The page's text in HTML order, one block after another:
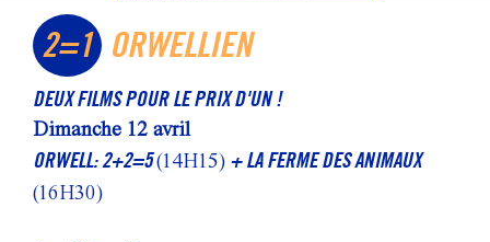
2=1 ORWELLIEN
DEUX FILMS POUR LE PRIX D'UN !
Dimanche 12 avril
ORWELL: 2+2=5(14H15) + LA FERME DES ANIMAUX
(16H30)